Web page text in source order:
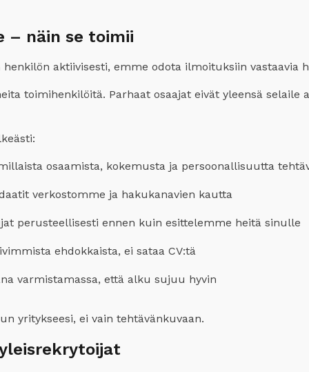
– näin se toimii
aktiivisesti, emme odota ilmoituksiin vastaavia
toimihenkilöitä. Parhaat osaajat eivät yleensä selaile
osaamista, kokemusta ja persoonallisuutta
verkostomme ja hakukanavien kautta
perusteellisesti ennen kuin esittelemme heitä sinulle
ehdokkaista, ei sataa CV:tä
varmistamassa, että alku sujuu hyvin
yritykseesi, ei vain tehtävänkuvaan.